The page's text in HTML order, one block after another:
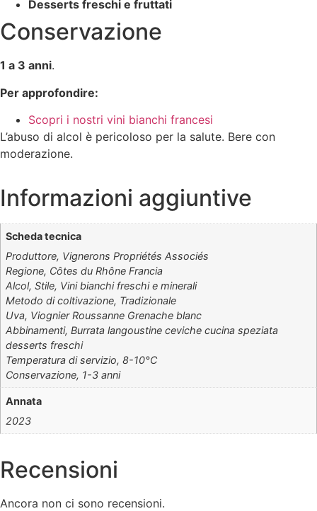
Desserts freschi e fruttati
Conservazione
1 a 3 anni.
Per approfondire:
Scopri i nostri vini bianchi francesi
L’abuso di alcol è pericoloso per la salute. Bere con
moderazione.
Informazioni aggiuntive
Scheda tecnica
Produttore, Vignerons Propriétés Associés
Regione, Côtes du Rhône Francia
Alcol, Stile, Vini bianchi freschi e minerali
Metodo di coltivazione, Tradizionale
Uva, Viognier Roussanne Grenache blanc
Abbinamenti, Burrata langoustine ceviche cucina speziata
desserts freschi
Temperatura di servizio, 8-10°C
Conservazione, 1-3 anni
Annata
2023
Recensioni
Ancora non ci sono recensioni.